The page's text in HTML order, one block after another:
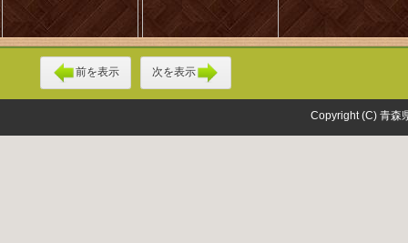
前を表示 次を表示
Copyright (C) 青森